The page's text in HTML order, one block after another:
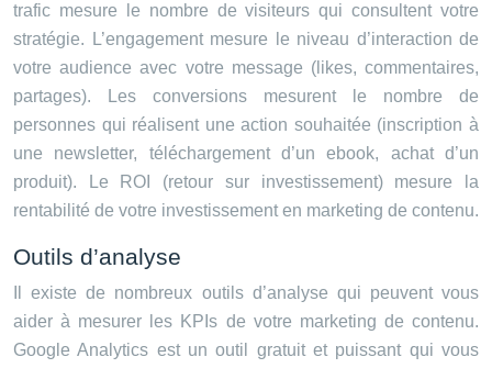
trafic mesure le nombre de visiteurs qui consultent votre
stratégie. L’engagement mesure le niveau d’interaction de
votre audience avec votre message (likes, commentaires,
partages). Les conversions mesurent le nombre de
personnes qui réalisent une action souhaitée (inscription à
une newsletter, téléchargement d’un ebook, achat d’un
produit). Le ROI (retour sur investissement) mesure la
rentabilité de votre investissement en marketing de contenu.
Outils d’analyse
Il existe de nombreux outils d’analyse qui peuvent vous
aider à mesurer les KPIs de votre marketing de contenu.
Google Analytics est un outil gratuit et puissant qui vous